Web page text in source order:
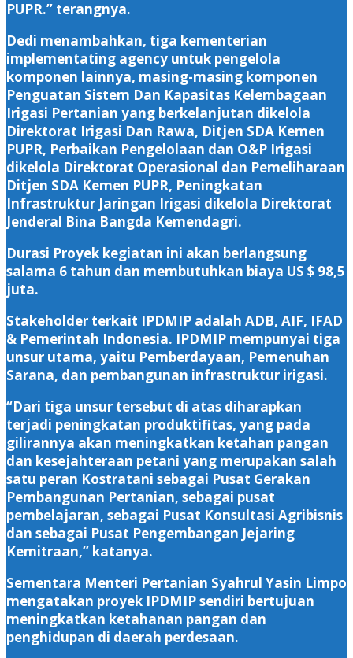
PUPR.” terangnya.
Dedi menambahkan, tiga kementerian
implementating agency untuk pengelola
komponen lainnya, masing-masing komponen
Penguatan Sistem Dan Kapasitas Kelembagaan
Irigasi Pertanian yang berkelanjutan dikelola
Direktorat Irigasi Dan Rawa, Ditjen SDA Kemen
PUPR, Perbaikan Pengelolaan dan O&P Irigasi
dikelola Direktorat Operasional dan Pemeliharaan
Ditjen SDA Kemen PUPR, Peningkatan
Infrastruktur Jaringan Irigasi dikelola Direktorat
Jenderal Bina Bangda Kemendagri.
Durasi Proyek kegiatan ini akan berlangsung
salama 6 tahun dan membutuhkan biaya US $ 98,5
juta.
Stakeholder terkait IPDMIP adalah ADB, AIF, IFAD
& Pemerintah Indonesia. IPDMIP mempunyai tiga
unsur utama, yaitu Pemberdayaan, Pemenuhan
Sarana, dan pembangunan infrastruktur irigasi.
“Dari tiga unsur tersebut di atas diharapkan
terjadi peningkatan produktifitas, yang pada
gilirannya akan meningkatkan ketahan pangan
dan kesejahteraan petani yang merupakan salah
satu peran Kostratani sebagai Pusat Gerakan
Pembangunan Pertanian, sebagai pusat
pembelajaran, sebagai Pusat Konsultasi Agribisnis
dan sebagai Pusat Pengembangan Jejaring
Kemitraan,” katanya.
Sementara Menteri Pertanian Syahrul Yasin Limpo
mengatakan proyek IPDMIP sendiri bertujuan
meningkatkan ketahanan pangan dan
penghidupan di daerah perdesaan.